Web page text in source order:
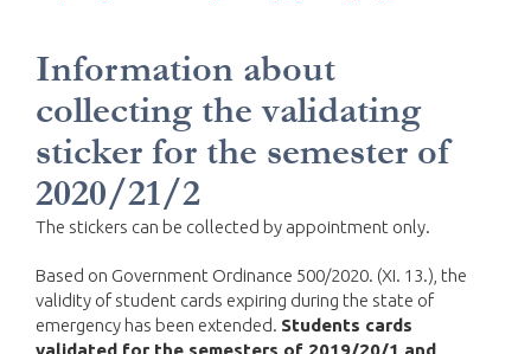
Information about
collecting the validating
sticker for the semester of
2020/21/2
The stickers can be collected by appointment only.
Based on Government Ordinance 500/2020. (XI. 13.), the
validity of student cards expiring during the state of
emergency has been extended. Students cards
validated for the semesters of 2019/20/1 and